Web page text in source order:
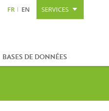
Aller à la recherche Plan du site
FR EN SERVICES
BASES DE DONNÉES